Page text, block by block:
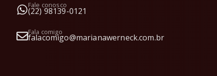
Fale conosco
(22) 98139-0121
Fala comigo
falacomigo@marianawerneck.com.br